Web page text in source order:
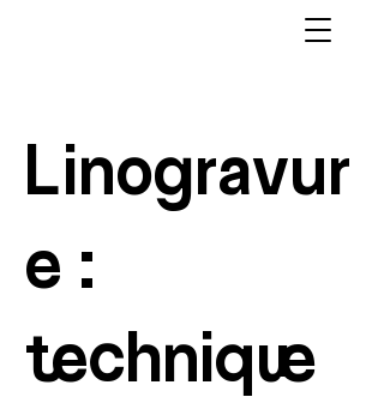
Linogravur
e :
technique